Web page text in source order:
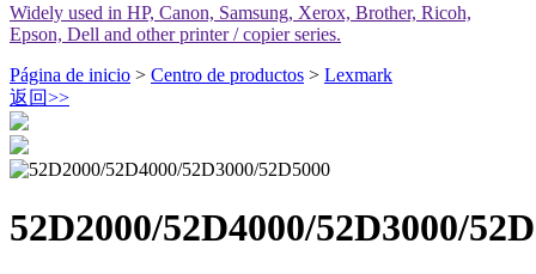
Widely used in HP, Canon, Samsung, Xerox, Brother, Ricoh,
Epson, Dell and other printer / copier series.
Página de inicio > Centro de productos > Lexmark
返回>>
52D2000/52D4000/52D3000/